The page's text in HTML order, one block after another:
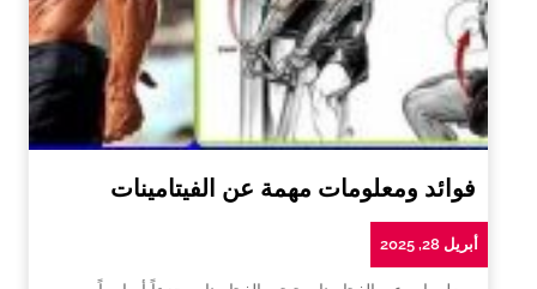
فوائد ومعلومات مهمة عن الفيتامينات
أبريل 28, 2025